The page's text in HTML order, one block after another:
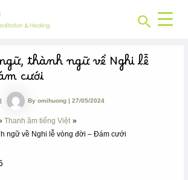
Search
thành ngữ về Nghi lễ
cưới
| Byomihuong|27/05/2024
Thanh âm tiếng Việt
ngữ về Nghi lễ vòng đời – Đám cưới